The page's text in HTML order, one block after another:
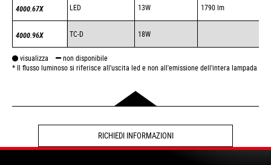
4000.67X LED 13W 1790 lm
4000.96X TC-D 18W
visualizza
non disponibile
* Il flusso luminoso si riferisce all'uscita led e non all'emissione dell'intera lampada
RICHIEDI INFORMAZIONI